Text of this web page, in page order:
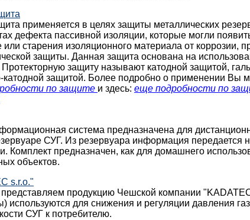
применяется в целях защиты металлических
дефекта пассивной изоляции, которые могли
старения изоляционного материала от коррозии,
защиты. Данная защита основана на
Протекторную защиту называют катодной защитой,
защитой. Более подробно о применении Вы
по защите и здесь: еще подробности по
система предназначена для
СУГ. Из резервуара информация передается
Комплект предназначен, как для домашнего
объектов.
s.r.o."
продукцию Чешской компании
используются для снижения и регуляции давления
СУГ к потребителю.